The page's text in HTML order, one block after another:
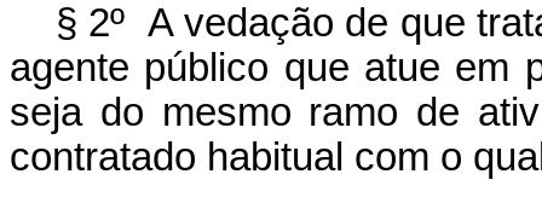
§ 2º A vedação de que
agente público que atue em
seja do mesmo ramo de
contratado habitual com o